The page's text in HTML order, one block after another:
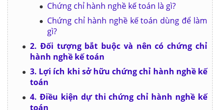
Chứng chỉ hành nghề kế toán là gì?
Chứng chỉ hành nghề kế toán dùng để làm
gì?
2. Đối tượng bắt buộc và nên có chứng chỉ
hành nghề kế toán
3. Lợi ích khi sở hữu chứng chỉ hành nghề kế
toán
4. Điều kiện dự thi chứng chỉ hành nghề kế
toán